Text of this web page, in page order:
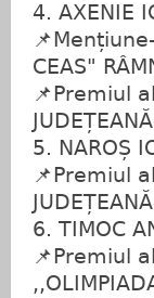
4. AXENIE
CEAS"
📌Premiul
5. NAROȘ
📌Premiul
6. TIMOC
📌Premiul